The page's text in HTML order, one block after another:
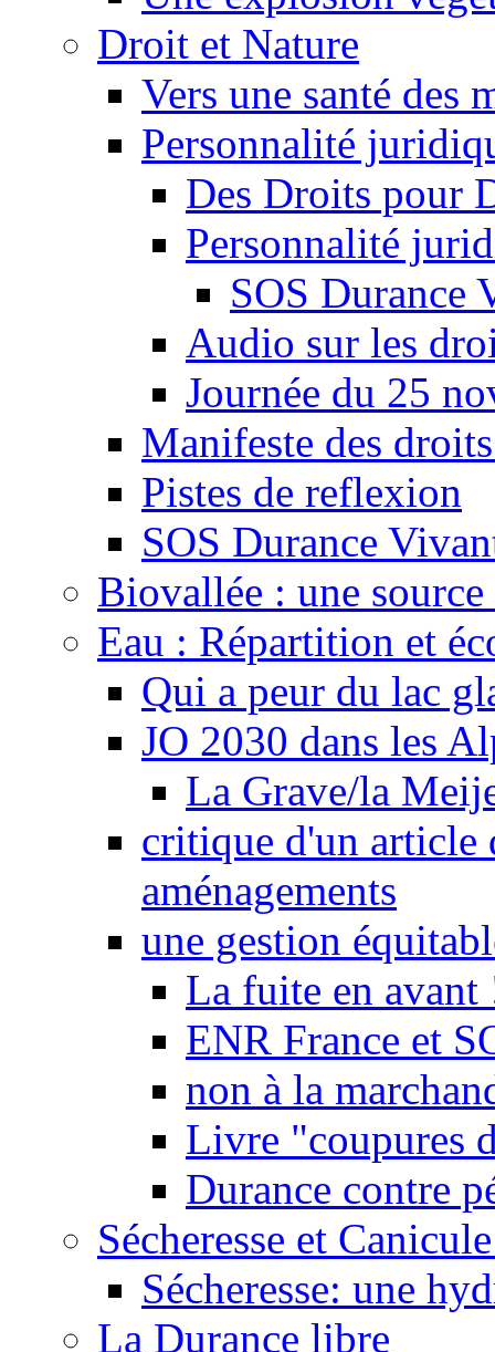
Droit et Nature
Vers une santé des
Personnalité
Des Droits pour
Personnalité
SOS Durance
Audio sur les
Journée du 25
Manifeste des
Pistes de reflexion
SOS Durance
Biovallée : une
Eau : Répartition et
Qui a peur du lac
JO 2030 dans les
La Grave/la
critique d'un article
aménagements
une gestion
La fuite en avant
ENR France et
non à la
Livre "coupures
Durance contre
Sécheresse et
Sécheresse: une
La Durance libre